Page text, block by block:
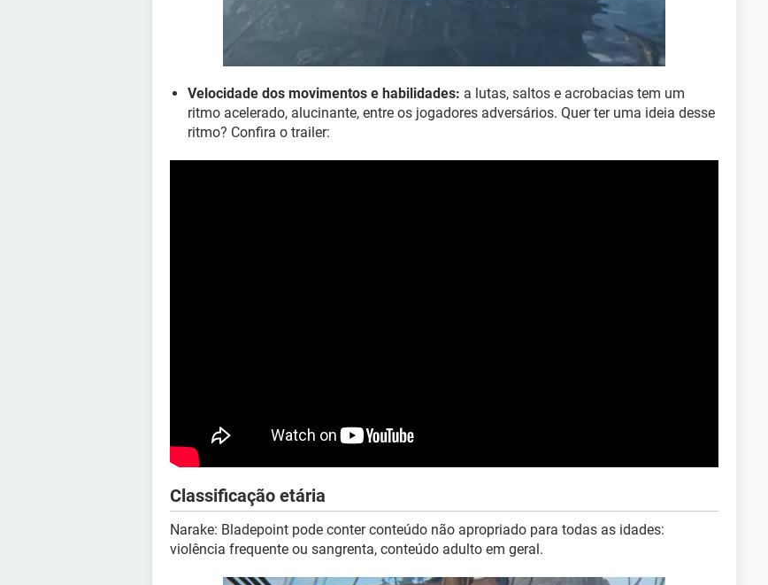
Velocidade dos movimentos e habilidades: a lutas, saltos e acrobacias tem um
ritmo acelerado, alucinante, entre os jogadores adversários. Quer ter uma ideia desse
ritmo? Confira o trailer:
Classificação etária
Narake: Bladepoint pode conter conteúdo não apropriado para todas as idades:
violência frequente ou sangrenta, conteúdo adulto em geral.